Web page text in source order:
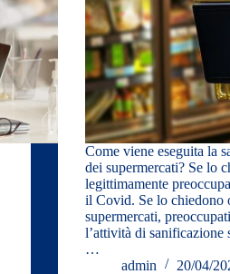
Come viene eseguita la
dei supermercati? Se lo
legittimamente
il Covid. Se lo chiedono
supermercati,
l’attività di sanificazione
…
admin
20/04/